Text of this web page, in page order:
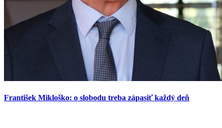
František Mikloško: o slobodu treba zápasiť každý deň